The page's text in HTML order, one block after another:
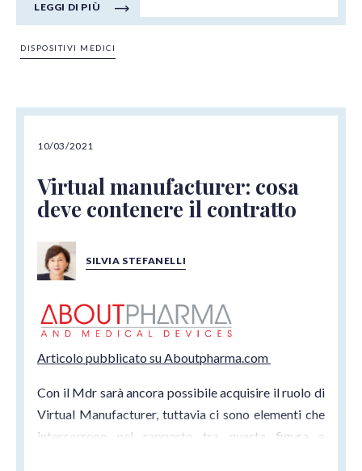
LEGGI DI PIÙ
DISPOSITIVI MEDICI
10/03/2021
Virtual manufacturer: cosa
deve contenere il contratto
SILVIA STEFANELLI
Articolo pubblicato su Aboutpharma.com
Con il Mdr sarà ancora possibile acquisire il ruolo di
Virtual Manufacturer, tuttavia ci sono elementi che
intercorrono nel rapporto tra questa figura e